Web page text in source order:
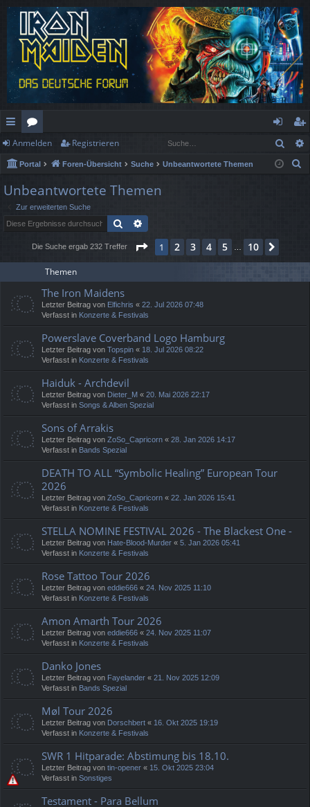
ch
ne
llz
or
en
n
m
eg
ist
Anmelden Registrieren
Portal Foren-Übersicht Suche Unbeantwortete Themen
Unbeantwortete Themen
Zur erweiterten Suche
Suche
Die Suche ergab 232 Treffer Seite 1von 10
1 2 3 4 5 … 10
Themen
The Iron Maidens
Letzter Beitrag von Elfichris « 22. Jul 2026 07:48
Verfasst in Konzerte & Festivals
Powerslave Coverband Logo Hamburg
Letzter Beitrag von Topspin « 18. Jul 2026 08:22
Verfasst in Konzerte & Festivals
Haiduk - Archdevil
Letzter Beitrag von Dieter_M « 20. Mai 2026 22:17
Verfasst in Songs & Alben Spezial
Sons of Arrakis
Letzter Beitrag von ZoSo_Capricorn « 28. Jan 2026 14:17
Verfasst in Bands Spezial
DEATH TO ALL “Symbolic Healing” European Tour
2026
Letzter Beitrag von ZoSo_Capricorn « 22. Jan 2026 15:41
Verfasst in Konzerte & Festivals
STELLA NOMINE FESTIVAL 2026 - The Blackest One -
Letzter Beitrag von Hate-Blood-Murder « 5. Jan 2026 05:41
Verfasst in Konzerte & Festivals
Rose Tattoo Tour 2026
Letzter Beitrag von eddie666 « 24. Nov 2025 11:10
Verfasst in Konzerte & Festivals
Amon Amarth Tour 2026
Letzter Beitrag von eddie666 « 24. Nov 2025 11:07
Verfasst in Konzerte & Festivals
Danko Jones
Letzter Beitrag von Fayelander « 21. Nov 2025 12:09
Verfasst in Bands Spezial
Møl Tour 2026
Letzter Beitrag von Dorschbert « 16. Okt 2025 19:19
Verfasst in Konzerte & Festivals
SWR 1 Hitparade: Abstimung bis 18.10.
Letzter Beitrag von tin-opener « 15. Okt 2025 23:04
Verfasst in Sonstiges
Testament - Para Bellum